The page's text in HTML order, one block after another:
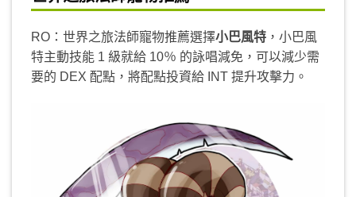
RO：世界之旅法師寵物推薦選擇小巴風特 ，小巴風
特主動技能 1 級就給 10％ 的詠唱減免，可以減少需
要的 DEX 配點，將配點投資給 INT 提升攻擊力。